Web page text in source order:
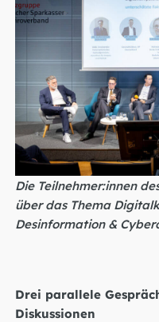
Die Teilnehmer:innen
über das Thema
Desinformation &
Drei parallele
Diskussionen